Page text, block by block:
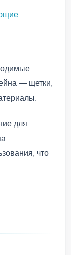
— щетки,
для
что